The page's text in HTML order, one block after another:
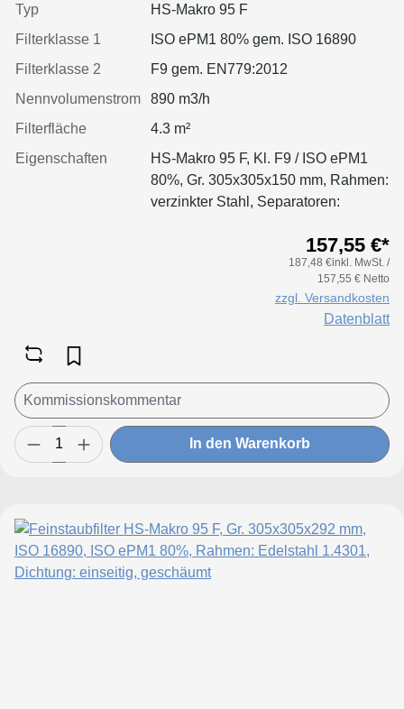
Typ
HS-Makro 95 F
Filterklasse 1
ISO ePM1 80% gem. ISO 16890
Filterklasse 2
F9 gem. EN779:2012
Nennvolumenstrom
890 m3/h
Filterfläche
4.3 m²
Eigenschaften
HS-Makro 95 F, Kl. F9 / ISO ePM1
80%, Gr. 305x305x150 mm, Rahmen:
verzinkter Stahl, Separatoren:
Filter: Applikation für größere
Luftmenge, geringeren Druckverlust
157,55 €*
187,48 €inkl. MwSt. /
157,55 € Netto
zzgl. Versandkosten
Datenblatt
In den Warenkorb